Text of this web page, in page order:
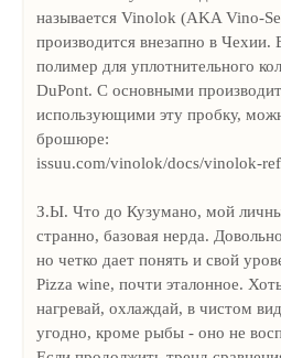
называется Vinolok (AKA Vino-
производится внезапно в
полимер для уплотнительного
DuPont. С основными
использующими эту пробку,
брошюре:
issuu.com/vinolok/docs/vinolok-
З.Ы. Что до Кузумано, мой
странно, базовая нерда.
но четко дает понять и свой
Pizza wine, почти эталонное.
нагревай, охлаждай, в чистом
угодно, кроме рыбы - оно не